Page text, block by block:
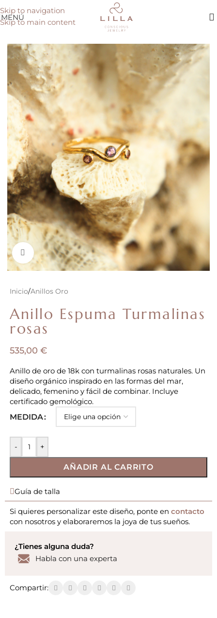
Skip to navigation
Skip to main content
MENÚ
Clic para ampliar
Inicio/Anillos Oro
Anillo Espuma Turmalinas
rosas
535,00 €
Anillo de oro de 18k con turmalinas rosas naturales. Un
diseño orgánico inspirado en las formas del mar,
delicado, femenino y fácil de combinar. Incluye
certificado gemológico.
MEDIDA
- +
AÑADIR AL CARRITO
Guía de talla
Si quieres personalizar este diseño, ponte en contacto
con nosotros y elaboraremos la joya de tus sueños.
¿Tienes alguna duda?
Habla con una experta
Compartir: